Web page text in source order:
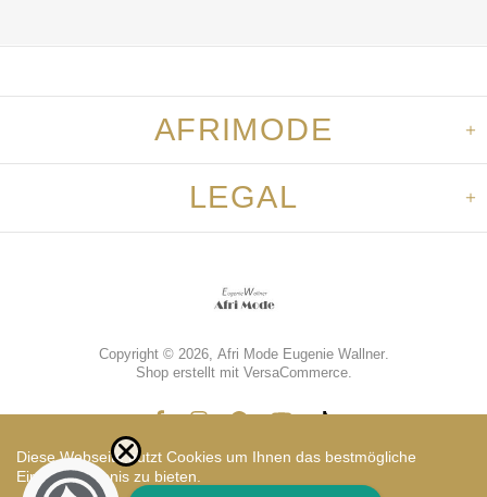
AFRIMODE
LEGAL
Copyright © 2026, Afri Mode Eugenie Wallner.
Shop erstellt mit VersaCommerce.
Diese Webseite nutzt Cookies um Ihnen das bestmögliche
Einkaufserlebnis zu bieten.